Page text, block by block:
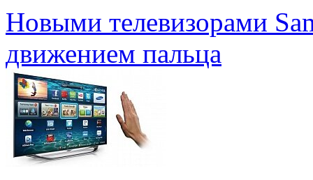
Новыми телевизорами
движением пальца